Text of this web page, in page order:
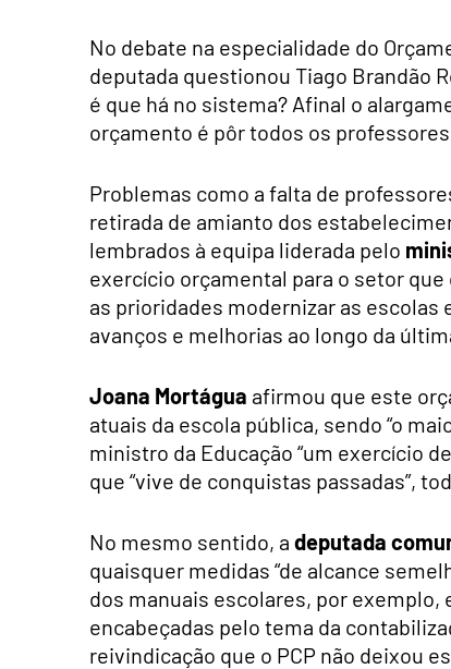
No debate na especialidade do
deputada questionou Tiago Brandão
é que há no sistema? Afinal o
orçamento é pôr todos os professores
Problemas como a falta de
retirada de amianto dos
lembrados à equipa liderada pelo
exercício orçamental para o setor
as prioridades modernizar as
avanços e melhorias ao longo da
Joana Mortágua afirmou que este
atuais da escola pública, sendo “o
ministro da Educação “um exercício
que “vive de conquistas passadas”,
No mesmo sentido, a deputada
quaisquer medidas “de alcance
dos manuais escolares, por
encabeçadas pelo tema da
reivindicação que o PCP não deixou